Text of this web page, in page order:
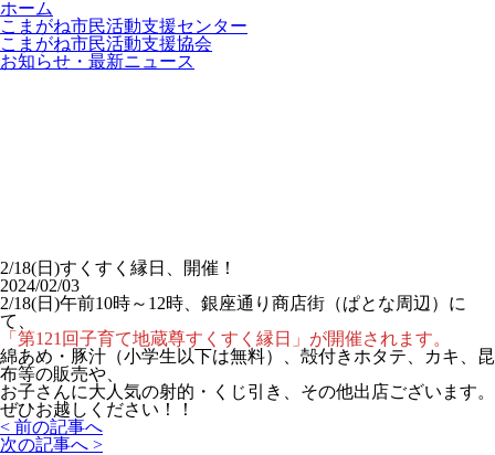
ホーム
こまがね市民活動支援センター
こまがね市民活動支援協会
お知らせ・最新ニュース
2/18(日)すくすく縁日、開催！
2024/02/03
2/18(日)午前10時～12時、銀座通り商店街（ぱとな周辺）に
て、
「第121回子育て地蔵尊すくすく縁日」が開催されます。
綿あめ・豚汁（小学生以下は無料）、殻付きホタテ、カキ、昆
布等の販売や、
お子さんに大人気の射的・くじ引き、その他出店ございます。
ぜひお越しください！！
< 前の記事へ
次の記事へ >